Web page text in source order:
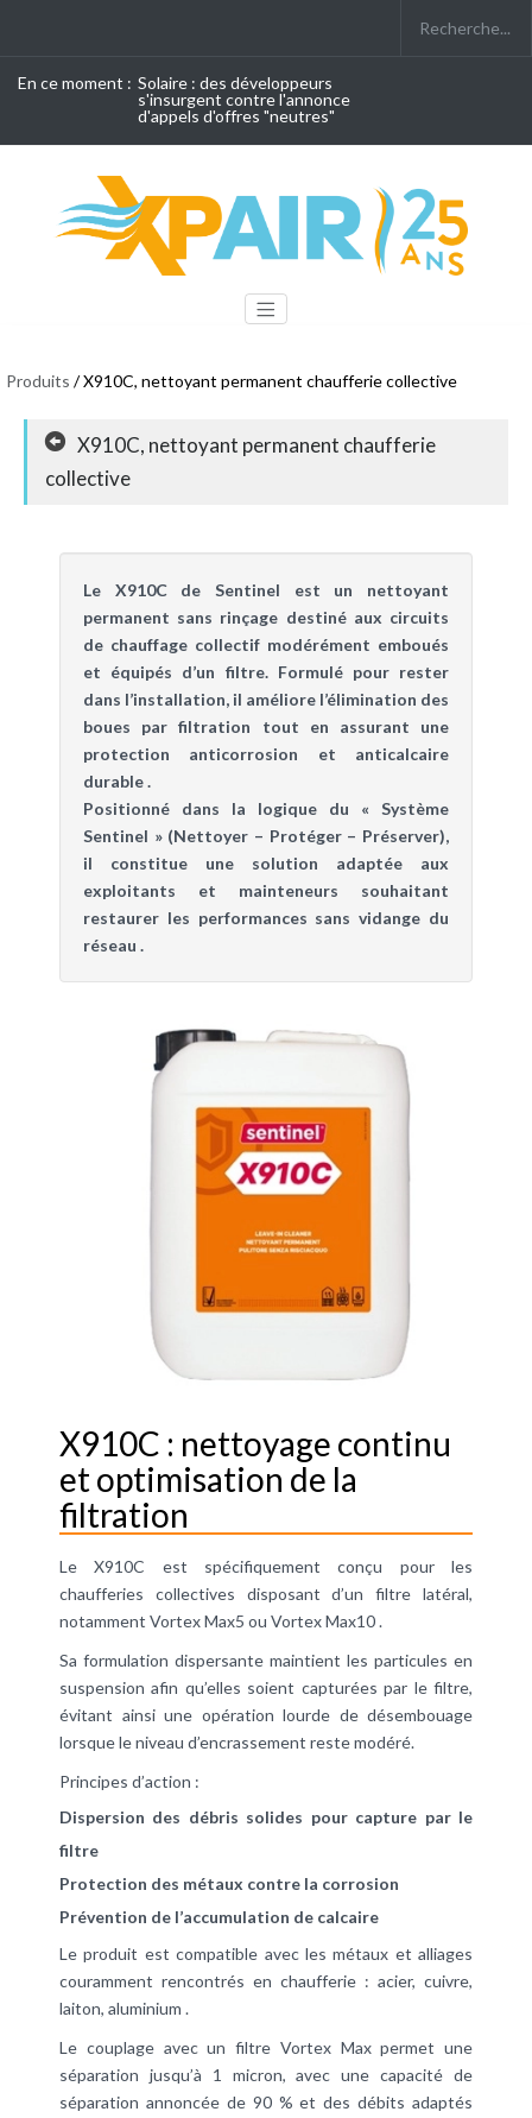
En ce moment : Solaire : des développeurs
s'insurgent contre l'annonce
d'appels d'offres "neutres"
Produits / X910C, nettoyant permanent chaufferie collective
X910C, nettoyant permanent chaufferie
collective
Le X910C de Sentinel est un nettoyant
permanent sans rinçage destiné aux circuits
de chauffage collectif modérément emboués
et équipés d’un filtre. Formulé pour rester
dans l’installation, il améliore l’élimination des
boues par filtration tout en assurant une
protection anticorrosion et anticalcaire
durable .
Positionné dans la logique du « Système
Sentinel » (Nettoyer – Protéger – Préserver),
il constitue une solution adaptée aux
exploitants et mainteneurs souhaitant
restaurer les performances sans vidange du
réseau .
X910C : nettoyage continu
et optimisation de la
filtration
Le X910C est spécifiquement conçu pour les
chaufferies collectives disposant d’un filtre latéral,
notamment Vortex Max5 ou Vortex Max10 .
Sa formulation dispersante maintient les particules en
suspension afin qu’elles soient capturées par le filtre,
évitant ainsi une opération lourde de désembouage
lorsque le niveau d’encrassement reste modéré.
Principes d’action :
Dispersion des débris solides pour capture par le
filtre
Protection des métaux contre la corrosion
Prévention de l’accumulation de calcaire
Le produit est compatible avec les métaux et alliages
couramment rencontrés en chaufferie : acier, cuivre,
laiton, aluminium .
Le couplage avec un filtre Vortex Max permet une
séparation jusqu’à 1 micron, avec une capacité de
séparation annoncée de 90 % et des débits adaptés